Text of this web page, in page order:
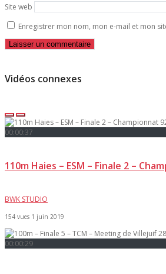
Site web
Enregistrer mon nom, mon e-mail et mon
Vidéos connexes
00:00:37
110m Haies – ESM – Finale 2 –
BWK STUDIO
154 vues 1 juin 2019
00:00:29